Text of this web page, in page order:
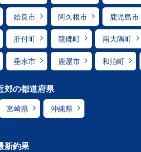
姶良市 阿久根市 鹿児島市
肝付町 龍郷町 南大隅町
垂水市 鹿屋市 和泊町
郊の都道府県
宮崎県 沖縄県
新釣果